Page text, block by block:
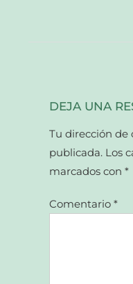
DEJA UNA
Tu dirección de
publicada. Los
marcados con*
Comentario*